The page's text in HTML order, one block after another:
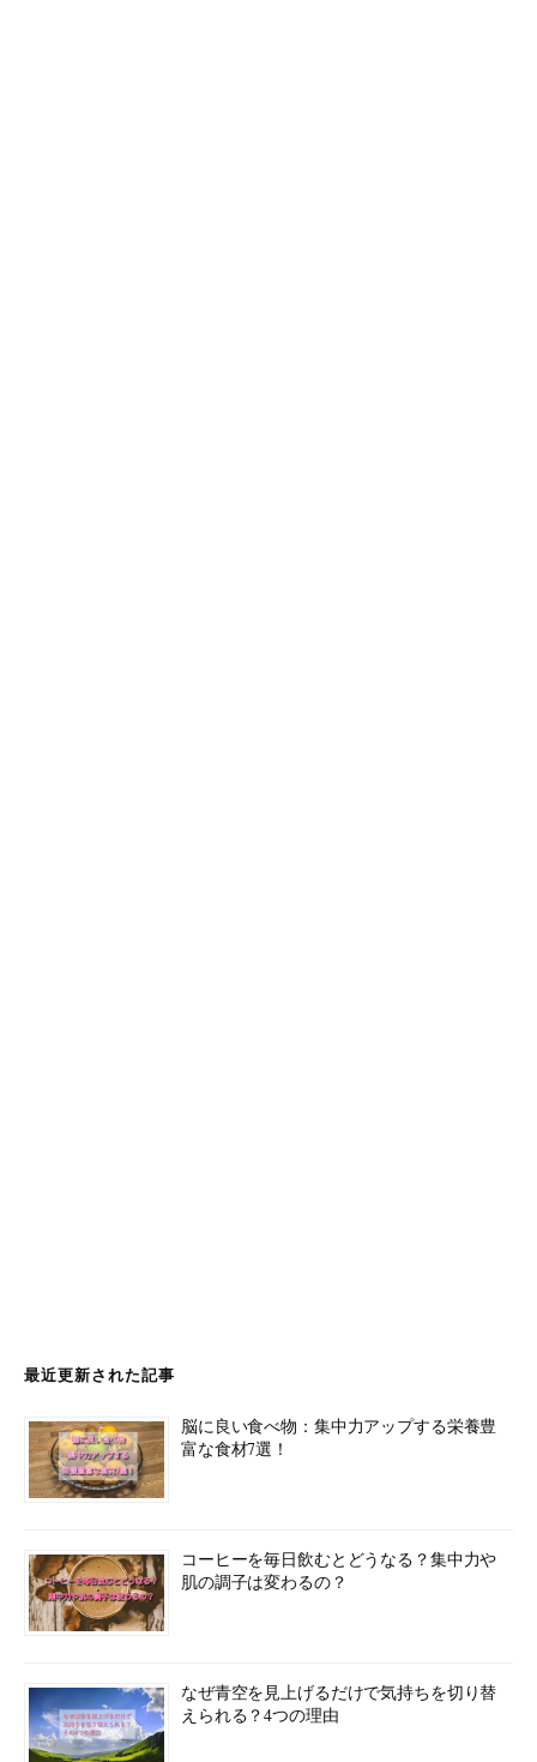
最近更新された記事
脳に良い食べ物：集中力アップする栄養豊
富な食材7選！
コーヒーを毎日飲むとどうなる？集中力や
肌の調子は変わるの？
なぜ青空を見上げるだけで気持ちを切り替
えられる？4つの理由